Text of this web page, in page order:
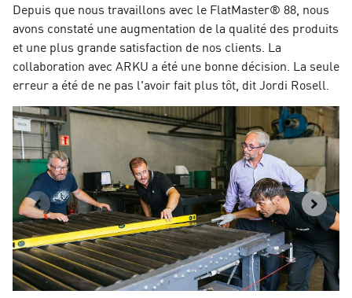
Depuis que nous travaillons avec le FlatMaster® 88, nous
avons constaté une augmentation de la qualité des produits
et une plus grande satisfaction de nos clients. La
collaboration avec ARKU a été une bonne décision. La seule
erreur a été de ne pas l'avoir fait plus tôt, dit Jordi Rosell.